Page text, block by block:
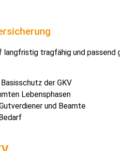
langfristig tragfähig und
der GKV
Lebensphasen
und Beamte